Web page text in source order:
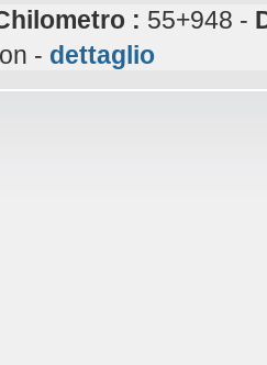
: 55+948 -
- dettaglio